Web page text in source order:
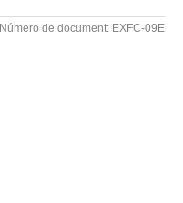
Número de document: EXFC-09E